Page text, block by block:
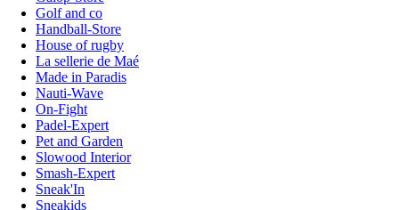
Golf and co
Handball-Store
House of rugby
La sellerie de Maé
Made in Paradis
Nauti-Wave
On-Fight
Padel-Expert
Pet and Garden
Slowood Interior
Smash-Expert
Sneak'In
Sneakids